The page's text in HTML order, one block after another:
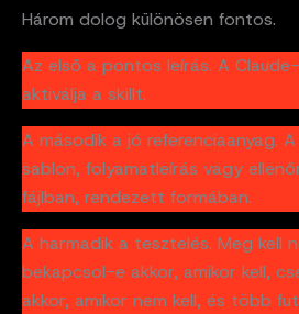
Három dolog különösen fontos.
Az első a pontos leírás. A
aktiválja a skillt.
A második a jó referenciaanyag.
sablon, folyamatleírás vagy
fájlban, rendezett formában.
A harmadik a tesztelés. Meg kell
bekapcsol-e akkor, amikor kell,
akkor, amikor nem kell, és több